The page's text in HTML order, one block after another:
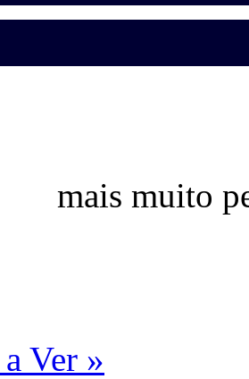
mais muito
Ver »